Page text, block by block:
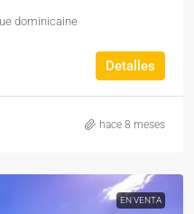
dominicaine
Detalles
hace 8 meses
EN VENTA